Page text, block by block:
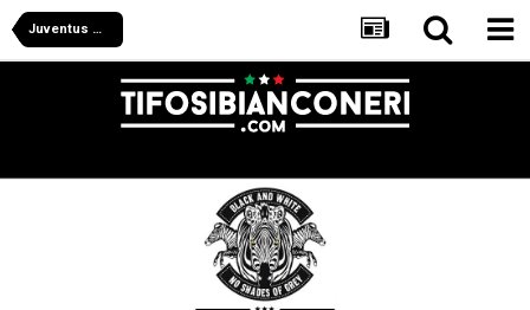
Juventus Women